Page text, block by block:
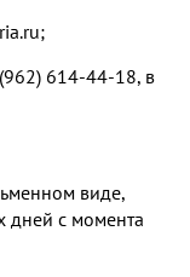
614-44-18, в
виде,
дней с момента